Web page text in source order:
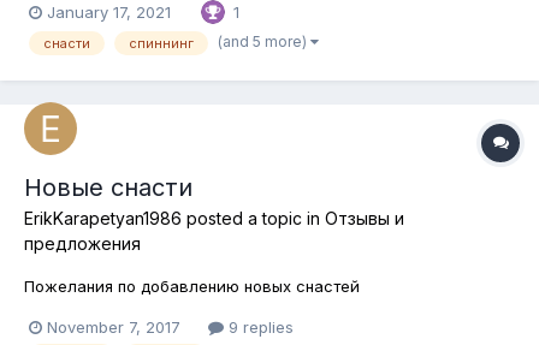
https://shop.fishingplanet.com/
January 17, 2021 1
снасти спиннинг (and 5 more)
Новые снасти
ErikKarapetyan1986 posted a topic in Отзывы и
предложения
Пожелания по добавлению новых снастей
November 7, 2017 9 replies